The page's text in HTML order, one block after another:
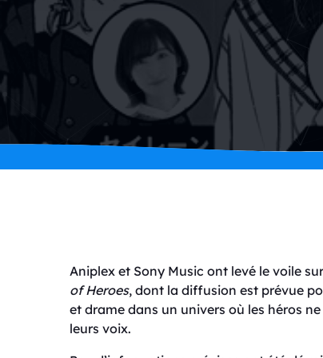
Aniplex et Sony Music ont levé le voile
of Heroes, dont la diffusion est prévue
et drame dans un univers où les héros
leurs voix.